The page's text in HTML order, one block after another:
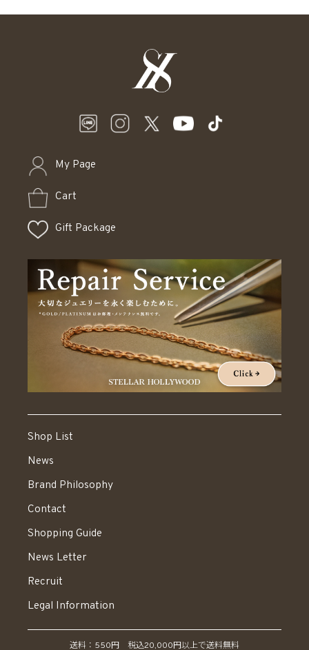
My Page
Cart
Gift Package
Shop List
News
Brand Philosophy
Contact
Shopping Guide
News Letter
Recruit
Legal Information
送料：550円 税込20,000円以上で送料無料